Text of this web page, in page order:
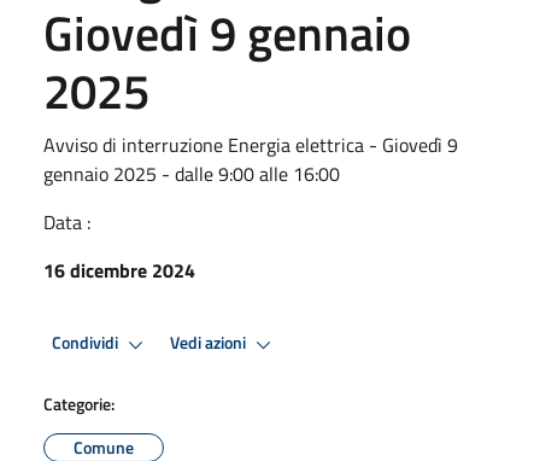
Giovedì 9 gennaio
2025
Avviso di interruzione Energia elettrica - Giovedì 9
gennaio 2025 - dalle 9:00 alle 16:00
Data :
16 dicembre 2024
Condividi Vedi azioni
Categorie:
Comune